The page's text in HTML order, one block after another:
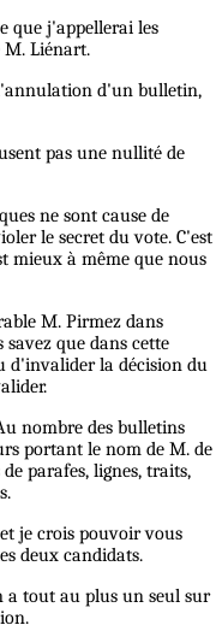
que j'appellerai les
M. Liénart.
d'un bulletin,
pas une nullité de
ne sont cause de
le secret du vote. C'est
mieux à même que nous
M. Pirmez dans
que dans cette
d'invalider la décision du
nombre des bulletins
portant le nom de M. de
parafes, lignes, traits,
je crois pouvoir vous
deux candidats.
a tout au plus un seul sur